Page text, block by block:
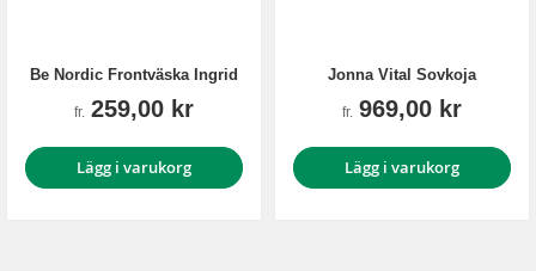
Be Nordic Frontväska Ingrid
fr. 259,00 kr
Lägg i varukorg
Jonna Vital Sovkoja
fr. 969,00 kr
Lägg i varukorg